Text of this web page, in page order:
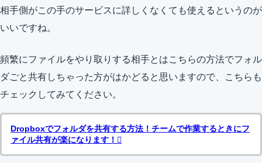
相手側がこの手のサービスに詳しくなくても使えるというのが
いいですね。
頻繁にファイルをやり取りする相手とはこちらの方法でフォル
ダごと共有しちゃった方がはかどると思いますので、こちらも
チェックしてみてください。
Dropboxでフォルダを共有する方法！チームで作業するときにフ
ァイル共有が楽になります！